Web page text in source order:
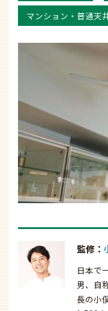
マンション・普通天
監修：
日本で
男、自
長の小